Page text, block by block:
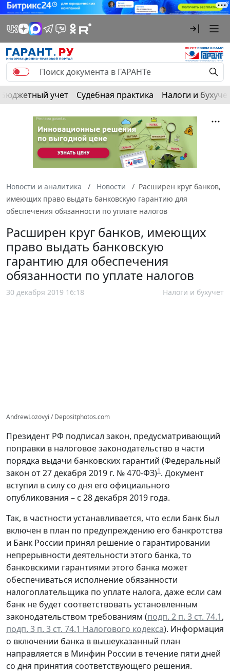
Бюджетный учет Судебная практика Налоги и
Новости и аналитика Новости
Расширен круг банков,
имеющих право выдать банковскую гарантию для
обеспечения обязанности по уплате налогов
Расширен круг банков, имеющих
право выдать банковскую
гарантию для обеспечения
обязанности по уплате налогов
30 декабря 2019 16:18 Налоги и бухучет
AndrewLozovyi / Depositphotos.com
Президент РФ подписал закон, предусматривающий
поправки в налоговое законодательство в части
порядка выдачи банковских гарантий (Федеральный
закон от 27 декабря 2019 г. № 470-ФЗ)1. Документ
вступил в силу со дня его официального
опубликования – с 28 декабря 2019 года.
Так, в частности устанавливается, что если банк был
включен в план по предупреждению его банкротства
и Банк России принял решение о гарантировании
непрерывности деятельности этого банка, то
банковскими гарантиями этого банка может
обеспечиваться исполнение обязанности
налогоплательщика по уплате налога, даже если сам
банк не будет соответствовать установленным
законодательством требованиям (подп. 2 п. 3 ст. 74.1,
подп. 3 п. 3 ст. 74.1 Налогового кодекса). Информация
о включении банка в вышеуказанный план
направляется в Минфин России в течение пяти дней
со дня принятия соответствующего решения.